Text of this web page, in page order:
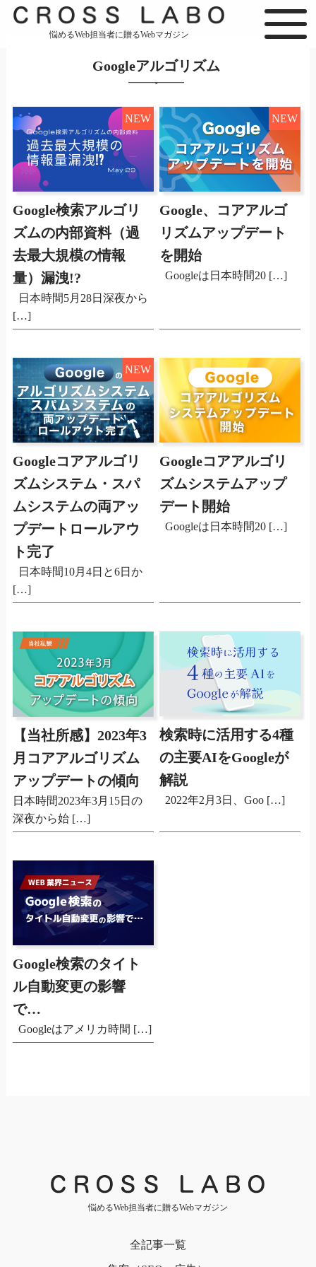
悩めるWeb担当者に贈るWebマガジン
Googleアルゴリズム
NEW
Google検索アルゴリ
ズムの内部資料（過
去最大規模の情報
量）漏洩!?
日本時間5月28日深夜から
[…]
NEW
Google、コアアルゴ
リズムアップデート
を開始
Googleは日本時間20 […]
NEW
Googleコアアルゴリ
ズムシステム・スパ
ムシステムの両アッ
プデートロールアウ
ト完了
日本時間10月4日と6日か
[…]
Googleコアアルゴリ
ズムシステムアップ
デート開始
Googleは日本時間20 […]
【当社所感】2023年3
月コアアルゴリズム
アップデートの傾向
日本時間2023年3月15日の
深夜から始 […]
検索時に活用する4種
の主要AIをGoogleが
解説
2022年2月3日、Goo […]
Google検索のタイト
ル自動変更の影響
で…
Googleはアメリカ時間 […]
悩めるWeb担当者に贈るWebマガジン
全記事一覧